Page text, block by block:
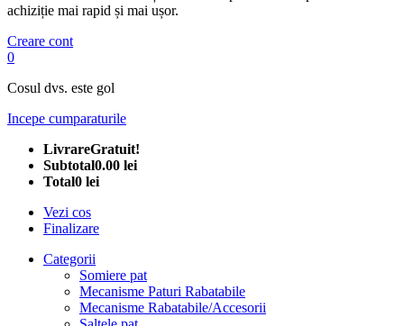
achiziție mai rapid și mai ușor.
Creare cont
0
Cosul dvs. este gol
Incepe cumparaturile
LivrareGratuit!
Subtotal0.00 lei
Total0 lei
Vezi cos
Finalizare
Categorii
Somiere pat
Mecanisme Paturi Rabatabile
Mecanisme Rabatabile/Accesorii